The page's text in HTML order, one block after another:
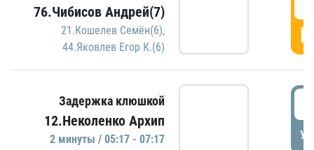
76.Чибисов Андрей(7)
21.Кошелев Семён(6),
44.Яковлев Егор К.(6)
Задержка клюшкой
12.Неколенко Архип
2 минуты / 05:17 - 07:17